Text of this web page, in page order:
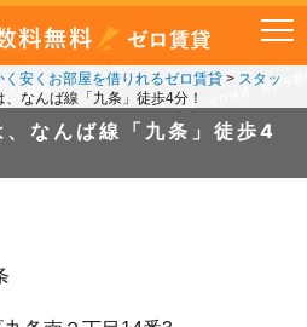
く安くお部屋を借りれるゼロ賃貸> スタッ
なんば線「九条」徒歩4分！
なんば線「九条」徒歩4